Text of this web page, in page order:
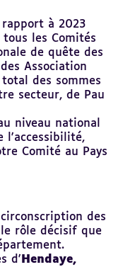
à 2023
les Comités
de quête des
Association
des sommes
secteur, de Pau
niveau national
l'accessibilité,
Comité au Pays
des
rôle décisif que
d' Hendaye,